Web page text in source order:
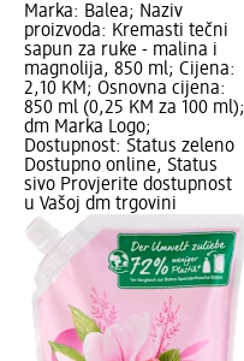
Marka: Balea; Naziv
proizvoda: Kremasti tečni
sapun za ruke - malina i
magnolija, 850 ml; Cijena:
2,10 KM; Osnovna cijena:
850 ml (0,25 KM za 100 ml);
dm Marka Logo;
Dostupnost: Status zeleno
Dostupno online, Status
sivo Provjerite dostupnost
u Vašoj dm trgovini